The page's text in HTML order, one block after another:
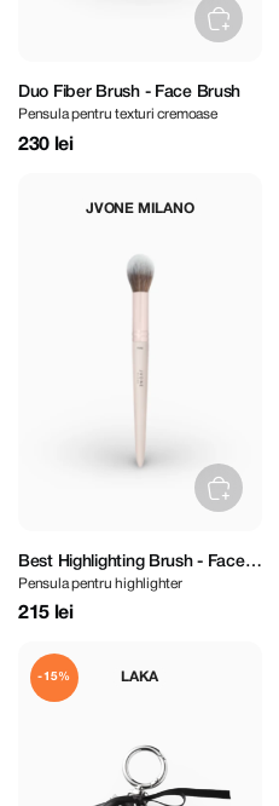
Duo Fiber Brush - Face Brush
Pensula pentru texturi cremoase
230 lei
JVONE MILANO
Best Highlighting Brush - Face
Brush
Pensula pentru highlighter
215 lei
LAKA
-15%